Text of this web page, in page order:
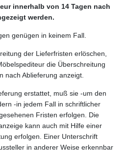
innerhalb von 14 Tagen nach
werden.
genügen in keinem Fall.
der Lieferfristen erlöschen,
die Überschreitung
nach Ablieferung anzeigt.
erstattet, muß sie -um den
-in jedem Fall in schriftlicher
Fristen erfolgen. Die
kann auch mit Hilfe einer
erfolgen. Einer Unterschrift
in anderer Weise erkennbar